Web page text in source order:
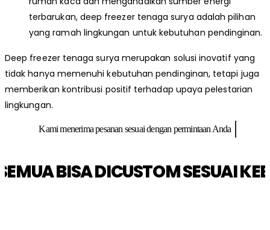
terbarukan, deep freezer tenaga surya adalah pilihan
yang ramah lingkungan untuk kebutuhan pendinginan.
Deep freezer tenaga surya merupakan solusi inovatif yang
tidak hanya memenuhi kebutuhan pendinginan, tetapi juga
memberikan kontribusi positif terhadap upaya pelestarian
lingkungan.
Kami menerima pesanan sesuai dengan permintaan Anda
BISA DICUSTOM SESUAI